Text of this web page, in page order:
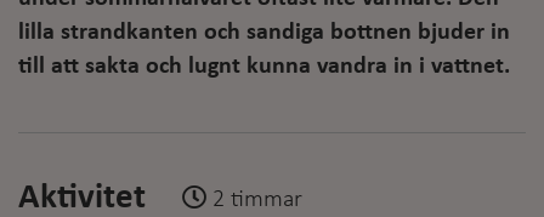
lilla strandkanten och sandiga bottnen bjuder in
till att sakta och lugnt kunna vandra in i vattnet.
Aktivitet 2 timmar